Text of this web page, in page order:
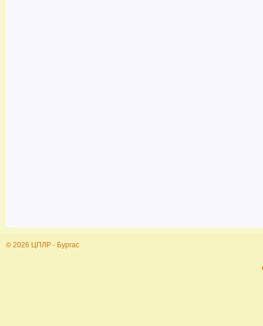
© 2026 ЦПЛР - Бургас